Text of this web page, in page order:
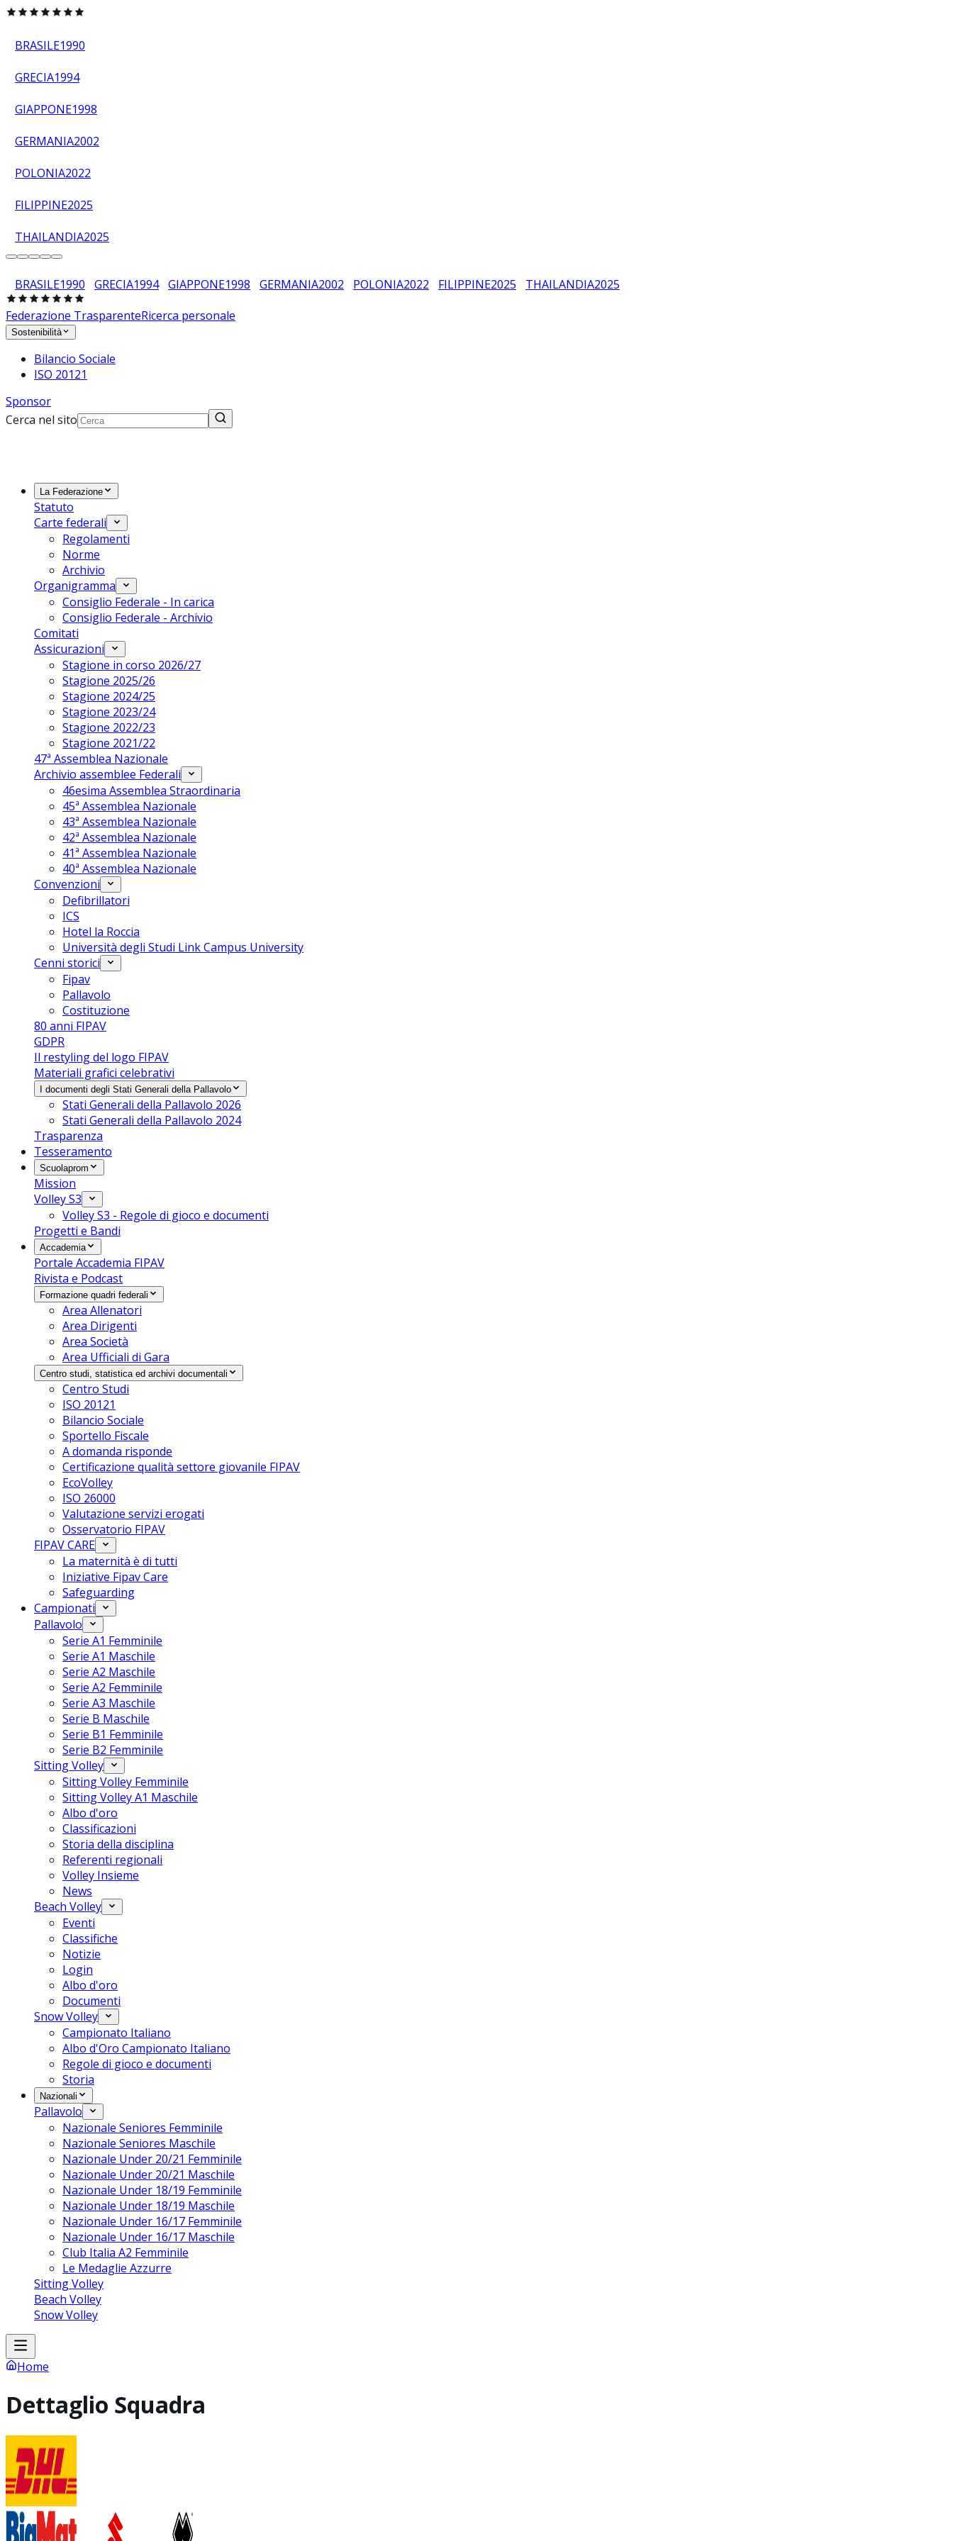
BRASILE1990
GRECIA1994
GIAPPONE1998
GERMANIA2002
POLONIA2022
FILIPPINE2025
THAILANDIA2025
BRASILE1990 GRECIA1994 GIAPPONE1998 GERMANIA2002 POLONIA2022 FILIPPINE2025 THAILANDIA2025
Federazione TrasparenteRicerca personale
Sostenibilità
Bilancio Sociale
ISO 20121
Sponsor
Cerca nel sito
La Federazione
Statuto
Carte federali
Regolamenti
Norme
Archivio
Organigramma
Consiglio Federale - In carica
Consiglio Federale - Archivio
Comitati
Assicurazioni
Stagione in corso 2026/27
Stagione 2025/26
Stagione 2024/25
Stagione 2023/24
Stagione 2022/23
Stagione 2021/22
47ª Assemblea Nazionale
Archivio assemblee Federali
46esima Assemblea Straordinaria
45ª Assemblea Nazionale
43ª Assemblea Nazionale
42ª Assemblea Nazionale
41ª Assemblea Nazionale
40ª Assemblea Nazionale
Convenzioni
Defibrillatori
ICS
Hotel la Roccia
Università degli Studi Link Campus University
Cenni storici
Fipav
Pallavolo
Costituzione
80 anni FIPAV
GDPR
Il restyling del logo FIPAV
Materiali grafici celebrativi
I documenti degli Stati Generali della Pallavolo
Stati Generali della Pallavolo 2026
Stati Generali della Pallavolo 2024
Trasparenza
Tesseramento
Scuolaprom
Mission
Volley S3
Volley S3 - Regole di gioco e documenti
Progetti e Bandi
Accademia
Portale Accademia FIPAV
Rivista e Podcast
Formazione quadri federali
Area Allenatori
Area Dirigenti
Area Società
Area Ufficiali di Gara
Centro studi, statistica ed archivi documentali
Centro Studi
ISO 20121
Bilancio Sociale
Sportello Fiscale
A domanda risponde
Certificazione qualità settore giovanile FIPAV
EcoVolley
ISO 26000
Valutazione servizi erogati
Osservatorio FIPAV
FIPAV CARE
La maternità è di tutti
Iniziative Fipav Care
Safeguarding
Campionati
Pallavolo
Serie A1 Femminile
Serie A1 Maschile
Serie A2 Maschile
Serie A2 Femminile
Serie A3 Maschile
Serie B Maschile
Serie B1 Femminile
Serie B2 Femminile
Sitting Volley
Sitting Volley Femminile
Sitting Volley A1 Maschile
Albo d'oro
Classificazioni
Storia della disciplina
Referenti regionali
Volley Insieme
News
Beach Volley
Eventi
Classifiche
Notizie
Login
Albo d'oro
Documenti
Snow Volley
Campionato Italiano
Albo d'Oro Campionato Italiano
Regole di gioco e documenti
Storia
Nazionali
Pallavolo
Nazionale Seniores Femminile
Nazionale Seniores Maschile
Nazionale Under 20/21 Femminile
Nazionale Under 20/21 Maschile
Nazionale Under 18/19 Femminile
Nazionale Under 18/19 Maschile
Nazionale Under 16/17 Femminile
Nazionale Under 16/17 Maschile
Club Italia A2 Femminile
Le Medaglie Azzurre
Sitting Volley
Beach Volley
Snow Volley
Home
Dettaglio Squadra